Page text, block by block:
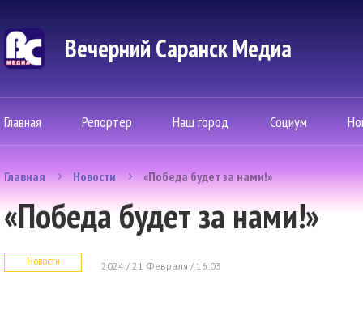
Вечерний Саранск Mедиа
Главная Репортер Наш город Социум
Главная Новости «Победа будет за нами!»
«Победа будет за нами!»
Новости 2024 / 21 Февраля / 16:03